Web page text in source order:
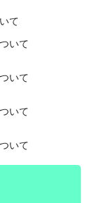
て
いて
いて
いて
いて